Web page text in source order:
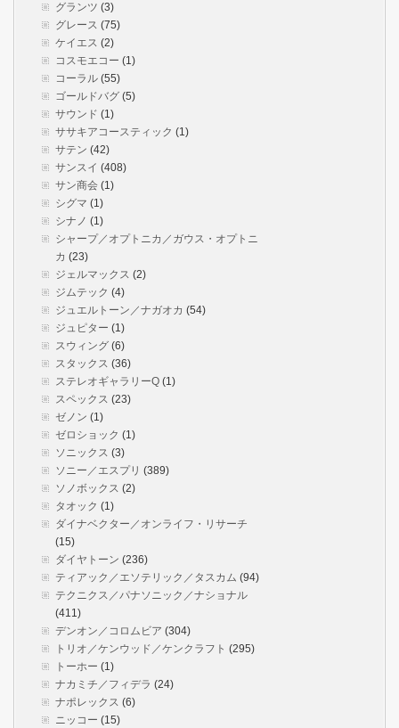
グランツ (3)
グレース (75)
ケイエス (2)
コスモエコー (1)
コーラル (55)
ゴールドバグ (5)
サウンド (1)
ササキアコースティック (1)
サテン (42)
サンスイ (408)
サン商会 (1)
シグマ (1)
シナノ (1)
シャープ／オプトニカ／ガウス・オプトニ
カ (23)
ジェルマックス (2)
ジムテック (4)
ジュエルトーン／ナガオカ (54)
ジュピター (1)
スウィング (6)
スタックス (36)
ステレオギャラリーQ (1)
スペックス (23)
ゼノン (1)
ゼロショック (1)
ソニックス (3)
ソニー／エスプリ (389)
ソノボックス (2)
タオック (1)
ダイナベクター／オンライフ・リサーチ
(15)
ダイヤトーン (236)
ティアック／エソテリック／タスカム (94)
テクニクス／パナソニック／ナショナル
(411)
デンオン／コロムビア (304)
トリオ／ケンウッド／ケンクラフト (295)
トーホー (1)
ナカミチ／フィデラ (24)
ナポレックス (6)
ニッコー (15)